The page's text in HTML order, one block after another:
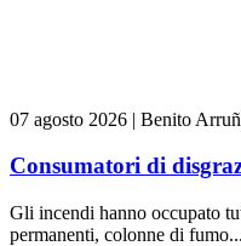
07 agosto 2026 | Benito
Consumatori di
Gli incendi hanno occupato
permanenti, colonne di fumo...